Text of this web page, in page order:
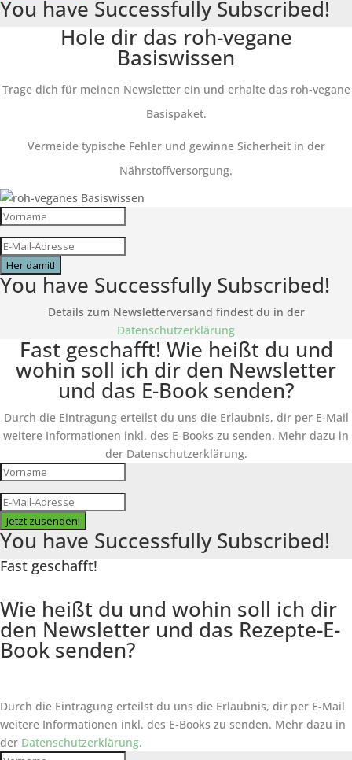
You have Successfully Subscribed!
Hole dir das roh-vegane
Basiswissen
Trage dich für meinen Newsletter ein und erhalte das roh-vegane
Basispaket.
Vermeide typische Fehler und gewinne Sicherheit in der
Nährstoffversorgung.
Her damit!
You have Successfully Subscribed!
Details zum Newsletterversand findest du in der
Datenschutzerklärung
Fast geschafft! Wie heißt du und
wohin soll ich dir den Newsletter
und das E-Book senden?
Durch die Eintragung erteilst du uns die Erlaubnis, dir per E-Mail
weitere Informationen inkl. des E-Books zu senden. Mehr dazu in
der Datenschutzerklärung.
Jetzt zusenden!
You have Successfully Subscribed!
Fast geschafft!
Wie heißt du und wohin soll ich dir
den Newsletter und das Rezepte-E-
Book senden?
Durch die Eintragung erteilst du uns die Erlaubnis, dir per E-Mail
weitere Informationen inkl. des E-Books zu senden. Mehr dazu in
der Datenschutzerklärung.